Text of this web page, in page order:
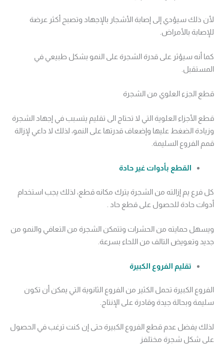
لأن ذلك سيؤدي إلى إصابة الأشجار بالإجهاد وتصبح أكثر عرضة
للإصابة بالأمراض.
كما أنه سيؤثر على قدرة الشجرة على النمو بشكل طبيعي في
المستقبل.
قطع الجزء العلوي من الشجرة
قطع الأجزاء العلوية التي لا تحتاج الى تقليم يتسبب في إجهاد الشجرة
وزيادة الضغط عليها وإضعاف قدرتها على النمو، لذلك لا داعي لإزالة
قمم الفروع السليمة.
القطع بأدوات غير حادة
كل فرع يم إزالته من الشجرة يترك مكانه قطع، لذلك يجب استخدام
أدوات حادة للحصول على قطع حاد .
ويسهل حمايته من الحشرات وتتمكن الشجرة من التعافي والنمو من
جديد وتعويض التالف من اللحاء بسرعة.
تقليم الفروع الكبيرة
الفروع الكبيرة تحمل الكثير من الفروع الثانوية التي يمكن أن تكون
سليمة وبحالة جيدة وقادرة على الإنتاج.
لذلك يفضل عدم قطع الفروع الكبيرة حتى إن كنت ترغب في الحصول
على شكل شجرة مختلفز